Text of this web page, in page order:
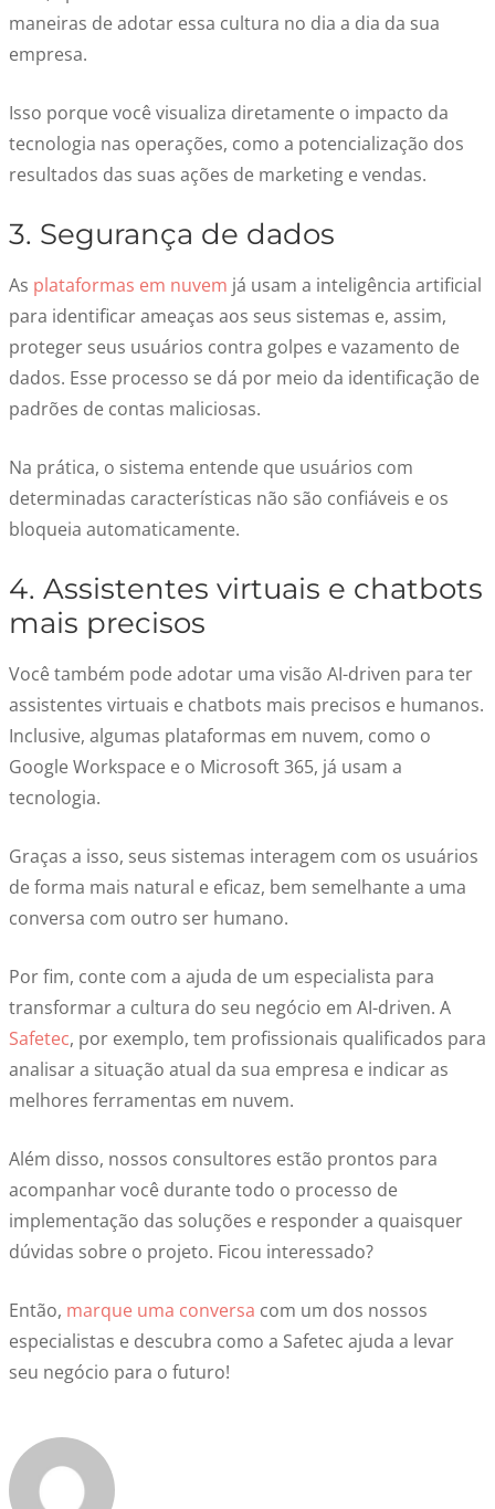
maneiras de adotar essa cultura no dia a dia da sua
empresa.
Isso porque você visualiza diretamente o impacto da
tecnologia nas operações, como a potencialização dos
resultados das suas ações de marketing e vendas.
3. Segurança de dados
As plataformas em nuvem já usam a inteligência artificial
para identificar ameaças aos seus sistemas e, assim,
proteger seus usuários contra golpes e vazamento de
dados. Esse processo se dá por meio da identificação de
padrões de contas maliciosas.
Na prática, o sistema entende que usuários com
determinadas características não são confiáveis e os
bloqueia automaticamente.
4. Assistentes virtuais e chatbots
mais precisos
Você também pode adotar uma visão AI-driven para ter
assistentes virtuais e chatbots mais precisos e humanos.
Inclusive, algumas plataformas em nuvem, como o
Google Workspace e o Microsoft 365, já usam a
tecnologia.
Graças a isso, seus sistemas interagem com os usuários
de forma mais natural e eficaz, bem semelhante a uma
conversa com outro ser humano.
Por fim, conte com a ajuda de um especialista para
transformar a cultura do seu negócio em AI-driven. A
Safetec, por exemplo, tem profissionais qualificados para
analisar a situação atual da sua empresa e indicar as
melhores ferramentas em nuvem.
Além disso, nossos consultores estão prontos para
acompanhar você durante todo o processo de
implementação das soluções e responder a quaisquer
dúvidas sobre o projeto. Ficou interessado?
Então, marque uma conversa com um dos nossos
especialistas e descubra como a Safetec ajuda a levar
seu negócio para o futuro!